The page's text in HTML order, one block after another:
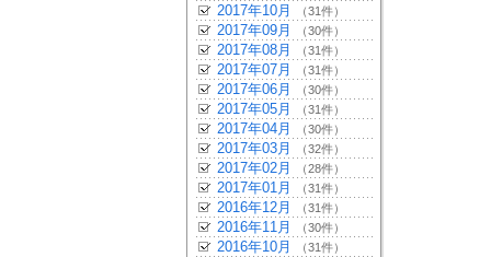
2017年10月 （31件）
2017年09月 （30件）
2017年08月 （31件）
2017年07月 （31件）
2017年06月 （30件）
2017年05月 （31件）
2017年04月 （30件）
2017年03月 （32件）
2017年02月 （28件）
2017年01月 （31件）
2016年12月 （31件）
2016年11月 （30件）
2016年10月 （31件）